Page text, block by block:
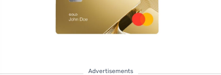
Advertisements